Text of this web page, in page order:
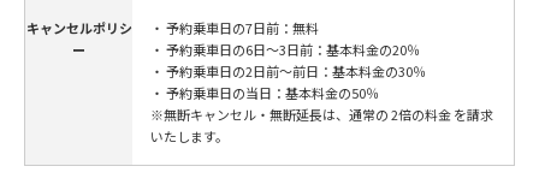
キャンセルポリシ
ー
・ 予約乗車日の7日前：無料
・ 予約乗車日の6日～3日前：基本料金の20％
・ 予約乗車日の2日前～前日：基本料金の30％
・ 予約乗車日の当日：基本料金の50％
※無断キャンセル・無断延長は、通常の 2倍の料金 を請求
いたします。